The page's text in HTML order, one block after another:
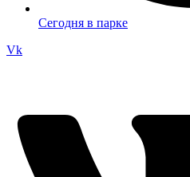
Сегодня в парке
Vk